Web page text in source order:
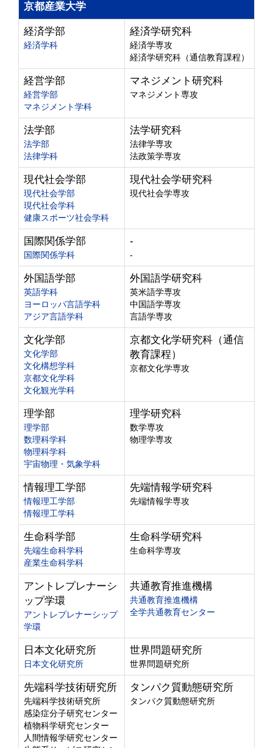
京都産業大学
経済学部
経済学科
経済学研究科
経済学専攻
経済学研究科（通信教育課程）
経営学部
経営学部
マネジメント学科
マネジメント研究科
マネジメント専攻
法学部
法学部
法律学科
法学研究科
法律学専攻
法政策学専攻
現代社会学部
現代社会学部
現代社会学科
健康スポーツ社会学科
現代社会学研究科
現代社会学専攻
国際関係学部
国際関係学科
-
-
外国語学部
英語学科
ヨーロッパ言語学科
アジア言語学科
外国語学研究科
英米語学専攻
中国語学専攻
言語学専攻
文化学部
文化学部
文化構想学科
京都文化学科
文化観光学科
京都文化学研究科（通信
教育課程）
京都文化学専攻
理学部
理学部
数理科学科
物理科学科
宇宙物理・気象学科
理学研究科
数学専攻
物理学専攻
情報理工学部
情報理工学部
情報理工学科
先端情報学研究科
先端情報学専攻
生命科学部
先端生命科学科
産業生命科学科
生命科学研究科
生命科学専攻
アントレプレナーシ
ップ学環
アントレプレナーシップ
学環
共通教育推進機構
共通教育推進機構
全学共通教育センター
日本文化研究所
日本文化研究所
世界問題研究所
世界問題研究所
先端科学技術研究所
先端科学技術研究所
感染症分子研究センター
植物科学研究センター
人間情報学研究センター
タンパク質動態研究所
タンパク質動態研究所